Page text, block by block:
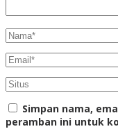
Simpan nama,
peramban ini untuk